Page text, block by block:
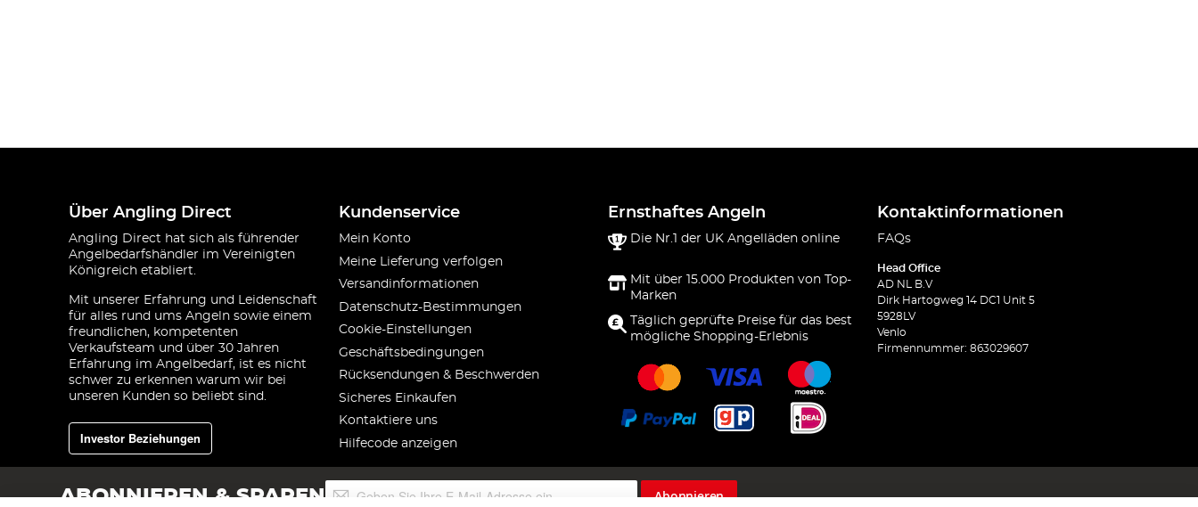
Über Angling Direct
Angling Direct hat sich als führender
Angelbedarfshändler im Vereinigten
Königreich etabliert.
Mit unserer Erfahrung und Leidenschaft
für alles rund ums Angeln sowie einem
freundlichen, kompetenten
Verkaufsteam und über 30 Jahren
Erfahrung im Angelbedarf, ist es nicht
schwer zu erkennen warum wir bei
unseren Kunden so beliebt sind.
Investor Beziehungen
Kundenservice
Mein Konto
Meine Lieferung verfolgen
Versandinformationen
Datenschutz-Bestimmungen
Cookie-Einstellungen
Geschäftsbedingungen
Rücksendungen & Beschwerden
Sicheres Einkaufen
Kontaktiere uns
Hilfecode anzeigen
Ernsthaftes Angeln
Die Nr.1 der UK Angelläden online
Mit über 15.000 Produkten von Top-
Marken
Täglich geprüfte Preise für das best
mögliche Shopping-Erlebnis
Kontaktinformationen
FAQs
Head Office
AD NL B.V
Dirk Hartogweg 14 DC1 Unit 5
5928LV
Venlo
Firmennummer: 863029607
ABONNIEREN & SPAREN Abonnieren